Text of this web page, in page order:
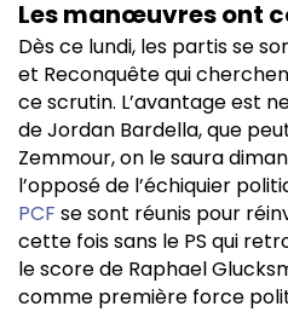
Les manœuvres ont
Dès ce lundi, les partis se
et Reconquête qui
ce scrutin. L’avantage est
de Jordan Bardella, que
Zemmour, on le saura
l’opposé de l’échiquier
PCF se sont réunis pour
cette fois sans le PS qui
le score de Raphael
comme première force